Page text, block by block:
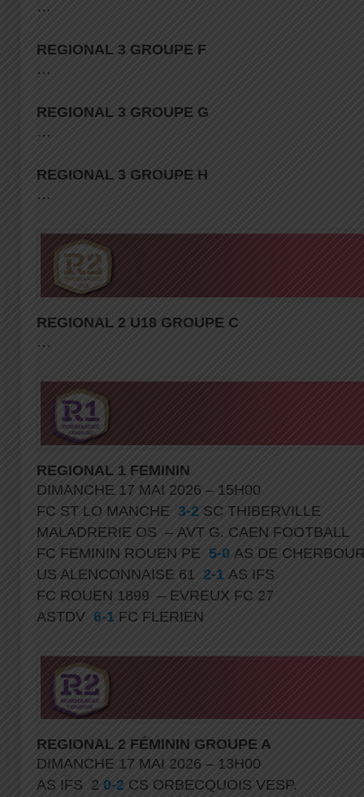
…
REGIONAL 3 GROUPE F
…
REGIONAL 3 GROUPE G
…
REGIONAL 3 GROUPE H
…
REGIONAL 2 U18 GROUPE C
…
REGIONAL 1 FEMININ
DIMANCHE 17 MAI 2026 – 15H00
FC ST LO MANCHE 3-2 SC THIBERVILLE
MALADRERIE OS – AVT G. CAEN FOOTBALL
FC FEMININ ROUEN PE 5-0 AS DE
US ALENCONNAISE 61 2-1 AS IFS
FC ROUEN 1899 – EVREUX FC 27
ASTDV 6-1 FC FLERIEN
REGIONAL 2 FÉMININ GROUPE A
DIMANCHE 17 MAI 2026 – 13H00
AS IFS 2 0-2 CS ORBECQUOIS VESP.